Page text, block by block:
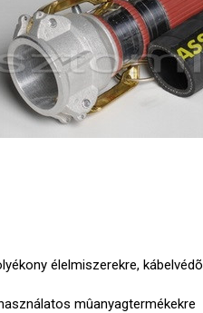
élelmiszerekre, kábelvédõ
mûanyagtermékekre